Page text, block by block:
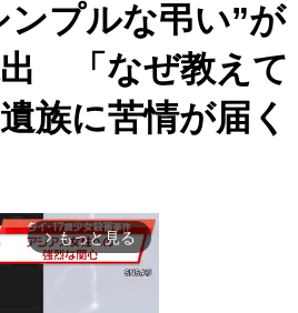
ンプルな弔い”が
「なぜ教えて
族に苦情が届く
arrow_forward_ios もっと見る